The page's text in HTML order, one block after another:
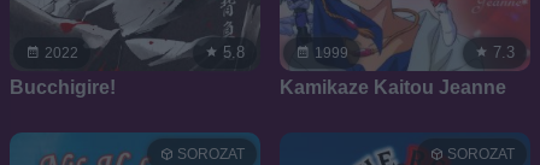
2022 5.8
Bucchigire!
1999 7.3
Kamikaze Kaitou Jeanne
SOROZAT SOROZAT